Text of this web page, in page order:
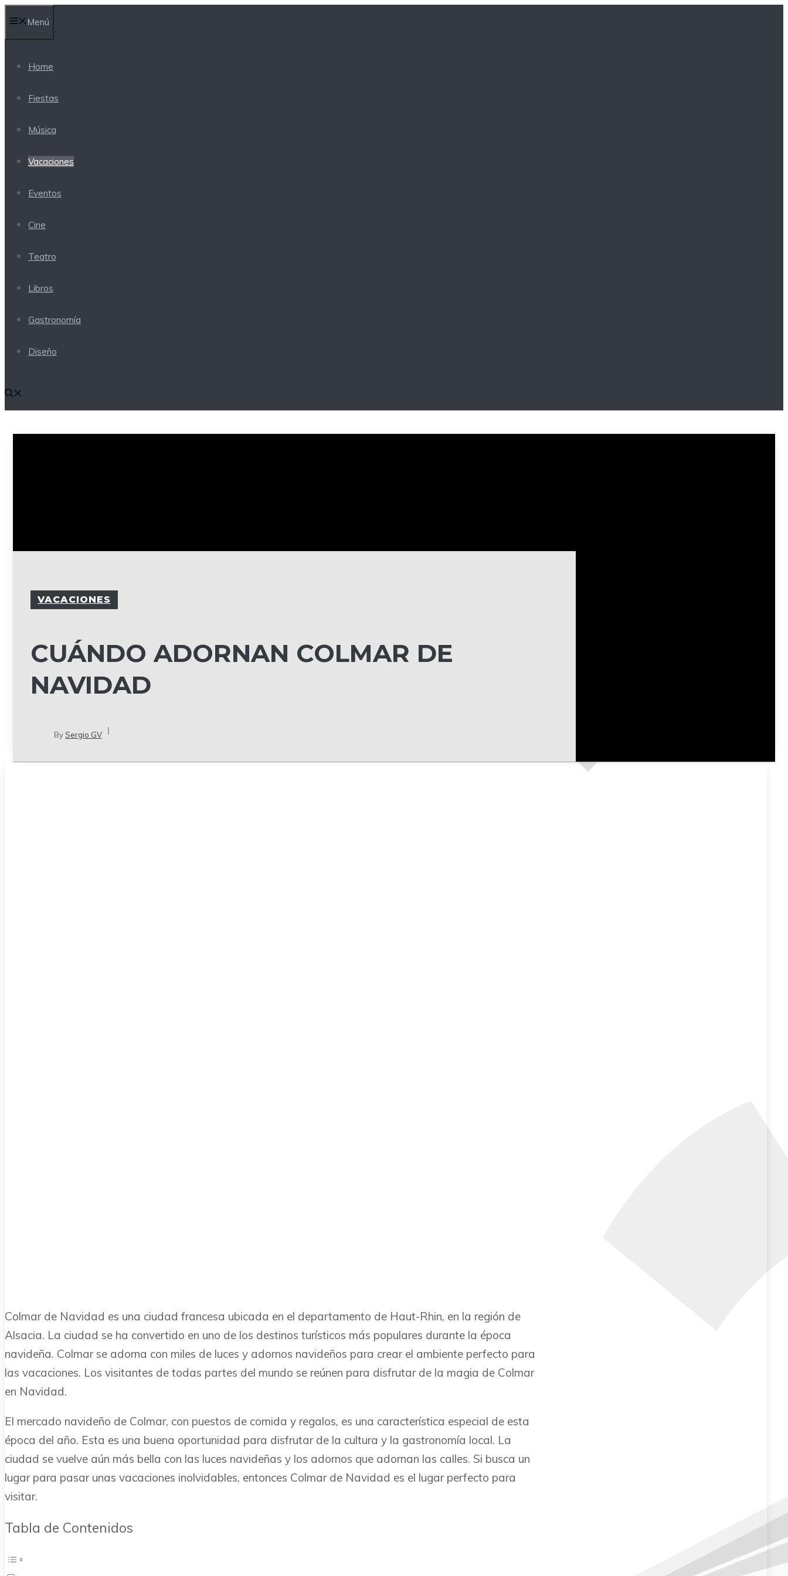
Menú
Home
Fiestas
Música
Vacaciones
Eventos
Cine
Teatro
Libros
Gastronomía
Diseño
VACACIONES
CUÁNDO ADORNAN COLMAR DE
NAVIDAD
By Sergio GV
Colmar de Navidad es una ciudad francesa ubicada en el departamento de Haut-Rhin, en la región de
Alsacia. La ciudad se ha convertido en uno de los destinos turísticos más populares durante la época
navideña. Colmar se adorna con miles de luces y adornos navideños para crear el ambiente perfecto para
las vacaciones. Los visitantes de todas partes del mundo se reúnen para disfrutar de la magia de Colmar
en Navidad.
El mercado navideño de Colmar, con puestos de comida y regalos, es una característica especial de esta
época del año. Esta es una buena oportunidad para disfrutar de la cultura y la gastronomía local. La
ciudad se vuelve aún más bella con las luces navideñas y los adornos que adornan las calles. Si busca un
lugar para pasar unas vacaciones inolvidables, entonces Colmar de Navidad es el lugar perfecto para
visitar.
Tabla de Contenidos